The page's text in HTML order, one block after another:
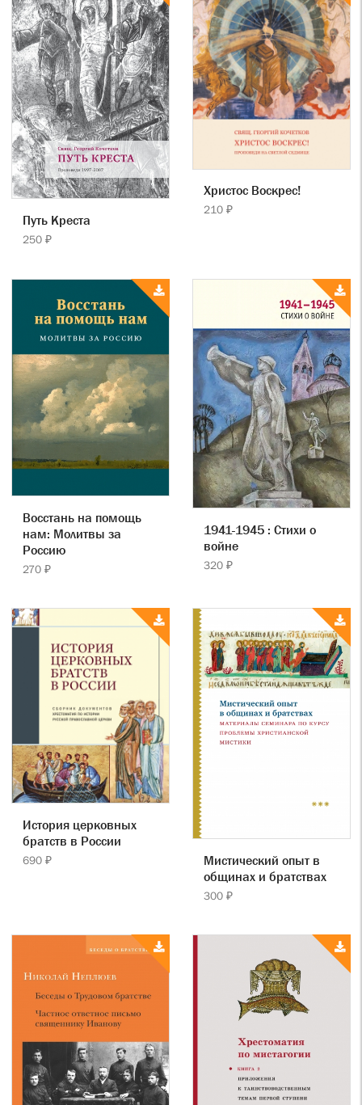
Путь Креста
250 ₽
Христос Воскрес!
210 ₽
Восстань на помощь
нам: Молитвы за
Россию
270 ₽
1941-1945 : Стихи о
войне
320 ₽
История церковных
братств в России
690 ₽
Мистический опыт в
общинах и братствах
300 ₽